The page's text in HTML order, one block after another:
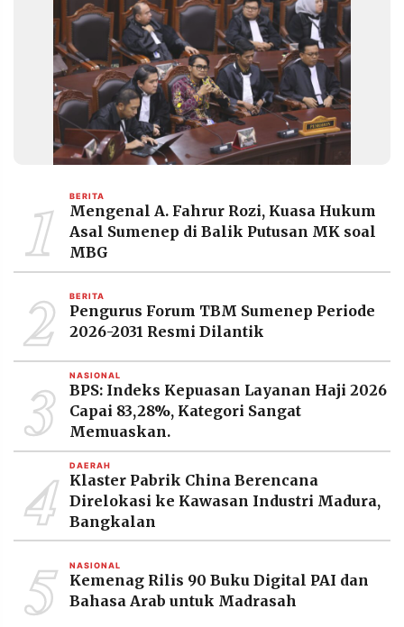
Resolusi.co
RESOLUSI
MEDIA
1 BERITA
Mengenal A. Fahrur Rozi, Kuasa Hukum
Asal Sumenep di Balik Putusan MK soal
MBG
2 BERITA
Pengurus Forum TBM Sumenep Periode
2026-2031 Resmi Dilantik
3 NASIONAL
BPS: Indeks Kepuasan Layanan Haji 2026
Capai 83,28%, Kategori Sangat
Memuaskan.
4 DAERAH
Klaster Pabrik China Berencana
Direlokasi ke Kawasan Industri Madura,
Bangkalan
5 NASIONAL
Kemenag Rilis 90 Buku Digital PAI dan
Bahasa Arab untuk Madrasah